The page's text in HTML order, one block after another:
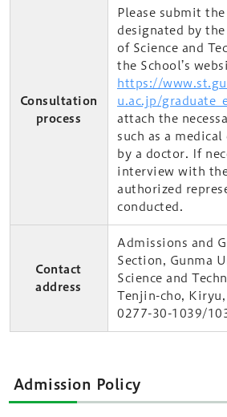
Consultation
process
Please submit
designated by
of Science and
the School’s
https://
u.ac.jp/
attach the
such as a
by a doctor. If
interview with
authorized
conducted.
Contact
address
Admissions and
Section, Gunma
Science and
Tenjin-cho,
0277-30-1039/
Admission Policy